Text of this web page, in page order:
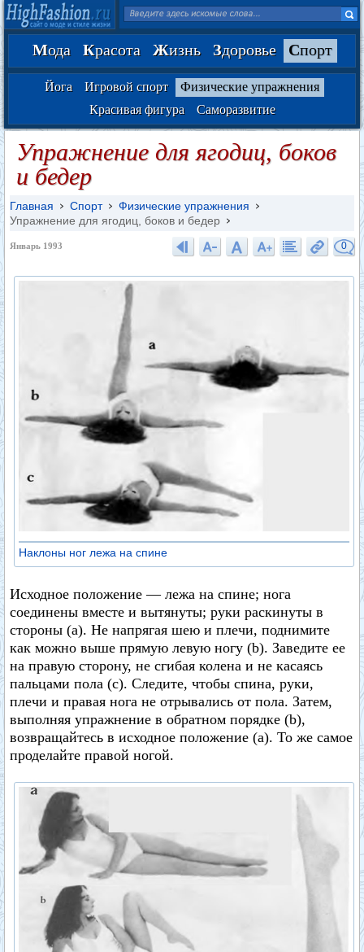
Мода Красота Жизнь Здоровье Спорт
Йога Игровой спорт
Физические упражнения
Красивая фигура
Саморазвитие
Упражнение для ягодиц, боков
и бедер
Главная Спорт
Физические упражнения
Упражнение для ягодиц, боков и бедер
Январь 1993 0
Наклоны ног лежа на спине
Исходное положение — лежа на спине; нога
соединены вместе и вытянуты; руки раскинуты в
стороны (а). Не напрягая шею и плечи, поднимите
как можно выше прямую левую ногу (b). Заведите ее
на правую сторону, не сгибая колена и не касаясь
пальцами пола (с). Следите, чтобы спина, руки,
плечи и правая нога не отрывались от пола. Затем,
выполняя упражнение в обратном порядке (b),
возвращайтесь в исходное положение (а). То же самое
проделайте правой ногой.